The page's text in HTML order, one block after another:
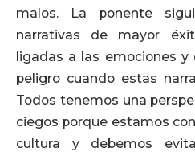
malos. La ponente
narrativas de mayor
ligadas a las emociones
peligro cuando estas
Todos tenemos una
ciegos porque estamos
cultura y debemos